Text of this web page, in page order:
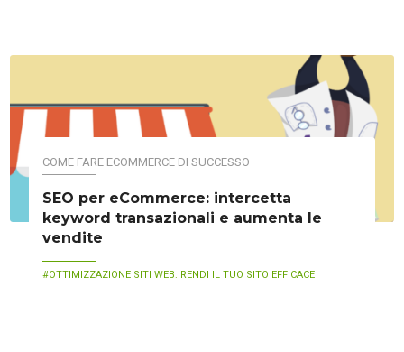
COME FARE ECOMMERCE DI SUCCESSO
SEO per eCommerce: intercetta
keyword transazionali e aumenta le
vendite
OTTIMIZZAZIONE SITI WEB: RENDI IL TUO SITO EFFICACE